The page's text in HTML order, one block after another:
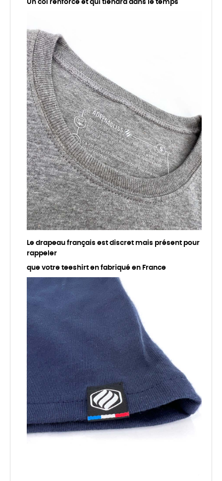
Un col renforcé et qui tiendra dans le temps
Le drapeau français est discret mais présent pour
rappeler
que votre teeshirt en fabriqué en France